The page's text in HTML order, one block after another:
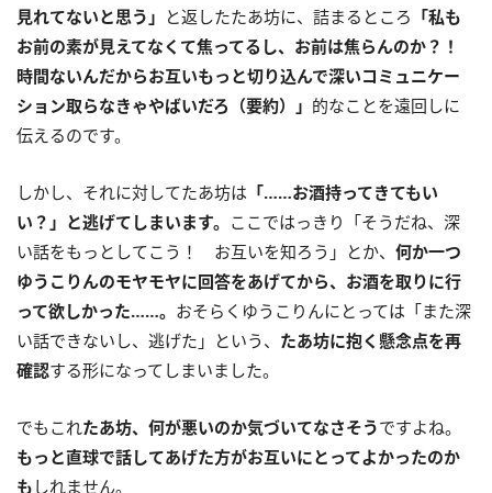
見れてないと思う」 と返したたあ坊に、詰まるところ 「私も
お前の素が見えてなくて焦ってるし、お前は焦らんのか？！
時間ないんだからお互いもっと切り込んで深いコミュニケー
ション取らなきゃやばいだろ（要約）」 的なことを遠回しに
伝えるのです。
しかし、それに対してたあ坊は 「……お酒持ってきてもい
い？」と逃げてしまいます。 ここではっきり「そうだね、深
い話をもっとしてこう！ お互いを知ろう」とか、 何か一つ
ゆうこりんのモヤモヤに回答をあげてから、お酒を取りに行
って欲しかった……。 おそらくゆうこりんにとっては「また深
い話できないし、逃げた」という、 たあ坊に抱く懸念点を再
確認する形になってしまいました。
でもこれたあ坊、何が悪いのか気づいてなさそうですよね。
もっと直球で話してあげた方がお互いにとってよかったのか
も しれません。